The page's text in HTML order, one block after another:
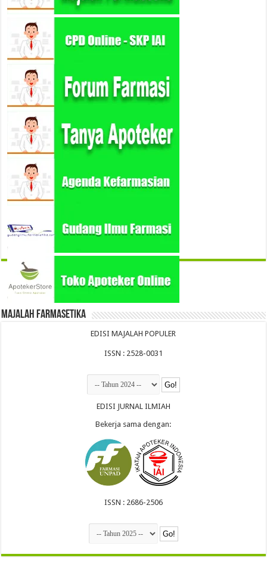
Majalah Farmasetika
EDISI MAJALAH POPULER
ISSN : 2528-0031
EDISI JURNAL ILMIAH
Bekerja sama dengan:
ISSN : 2686-2506